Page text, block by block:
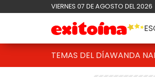
VIERNES 07 DE AGOSTO DEL 2026
TEMAS DEL DÍAWANDA